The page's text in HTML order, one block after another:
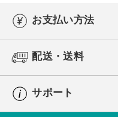
お支払い方法
配送・送料
サポート